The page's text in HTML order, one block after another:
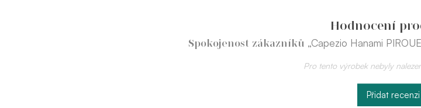
Hodnocení
Spokojenost zákazníků „Capezio Hanami
Pro tento výrobek nebyly
Přidat recenzi